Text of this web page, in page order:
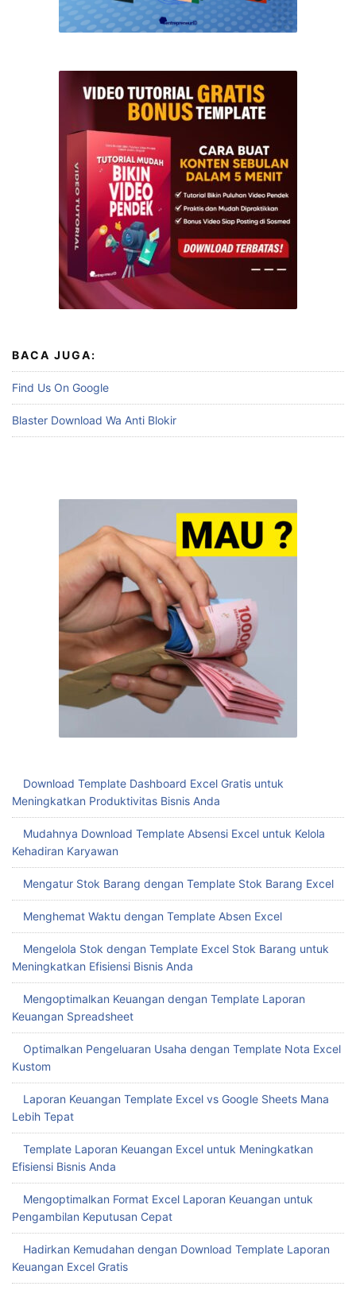
BACA JUGA:
Find Us On Google
Blaster Download Wa Anti Blokir
Download Template Dashboard Excel Gratis untuk
Meningkatkan Produktivitas Bisnis Anda
Mudahnya Download Template Absensi Excel untuk Kelola
Kehadiran Karyawan
Mengatur Stok Barang dengan Template Stok Barang Excel
Menghemat Waktu dengan Template Absen Excel
Mengelola Stok dengan Template Excel Stok Barang untuk
Meningkatkan Efisiensi Bisnis Anda
Mengoptimalkan Keuangan dengan Template Laporan
Keuangan Spreadsheet
Optimalkan Pengeluaran Usaha dengan Template Nota Excel
Kustom
Laporan Keuangan Template Excel vs Google Sheets Mana
Lebih Tepat
Template Laporan Keuangan Excel untuk Meningkatkan
Efisiensi Bisnis Anda
Mengoptimalkan Format Excel Laporan Keuangan untuk
Pengambilan Keputusan Cepat
Hadirkan Kemudahan dengan Download Template Laporan
Keuangan Excel Gratis